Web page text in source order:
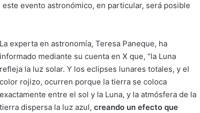
este evento astronómico, en particular, será posible
La experta en astronomía, Teresa Paneque, ha
informado mediante su cuenta en X que, “la Luna
refleja la luz solar. Y los eclipses lunares totales, y el
color rojizo, ocurren porque la tierra se coloca
exactamente entre el sol y la Luna, y la atmósfera de la
tierra dispersa la luz azul,creando un efecto que